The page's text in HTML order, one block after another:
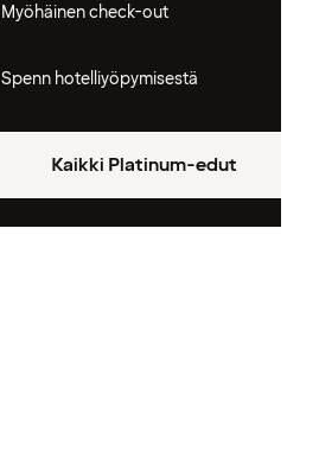
Myöhäinen check-out
Spenn hotelliyöpymisestä
Kaikki Platinum-edut